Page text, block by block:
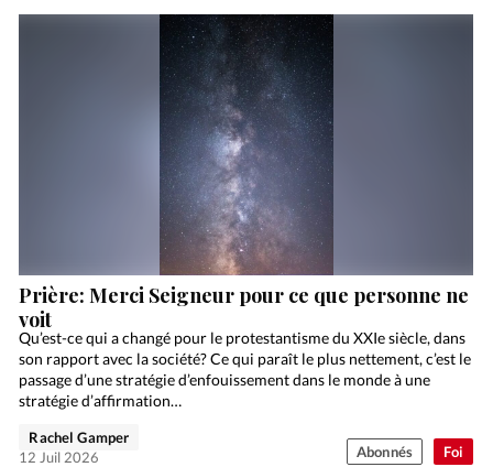
Foi
Prière: Merci Seigneur pour ce que personne ne
voit
Qu’est-ce qui a changé pour le protestantisme du XXIe siècle, dans
son rapport avec la société? Ce qui paraît le plus nettement, c’est le
passage d’une stratégie d’enfouissement dans le monde à une
stratégie d’affirmation…
Rachel Gamper
12 Juil 2026
Abonnés